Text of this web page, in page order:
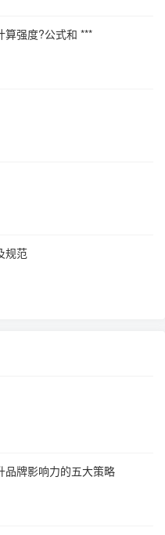
算强度?公式和 ***
规范
品牌影响力的五大策略